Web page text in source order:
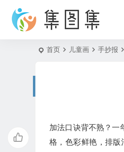
首页 儿童画 手抄报
加法口诀背不熟？一
格，色彩鲜艳，排版